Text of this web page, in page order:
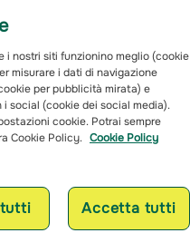
i nostri siti funzionino meglio (cookie
misurare i dati di navigazione
per pubblicità mirata) e
social (cookie dei social media).
cookie. Potrai sempre
Cookie Policy. Cookie Policy
Accetta tutti